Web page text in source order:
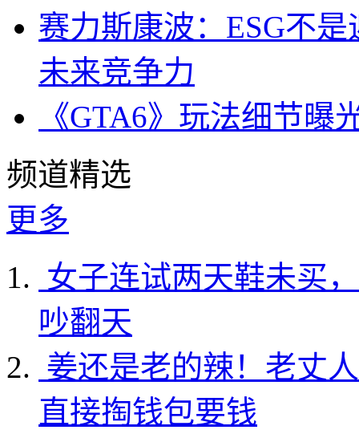
赛力斯康波：ESG不
未来竞争力
《GTA6》玩法细节
频道精选
更多
女子连试两天鞋未买
吵翻天
姜还是老的辣！老丈
直接掏钱包要钱